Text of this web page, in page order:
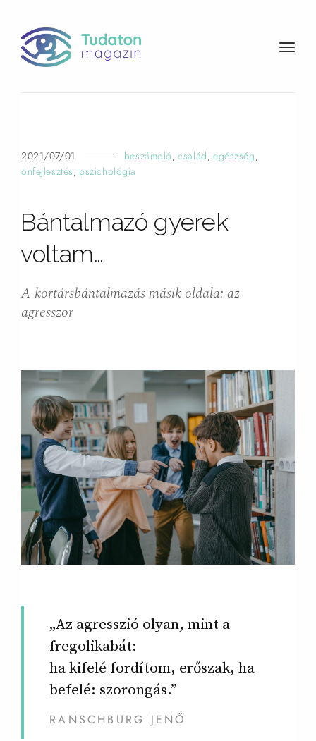
t
2021/07/01 beszámoló,család,egészség,
önfejlesztés, pszichológia
Bántalmazó gyerek
voltam…
A kortársbántalmazás másik oldala: az
agresszor
„Az agresszió olyan, mint a
fregolikabát:
ha kifelé fordítom, erőszak, ha
befelé: szorongás.”
RANSCHBURG JENŐ